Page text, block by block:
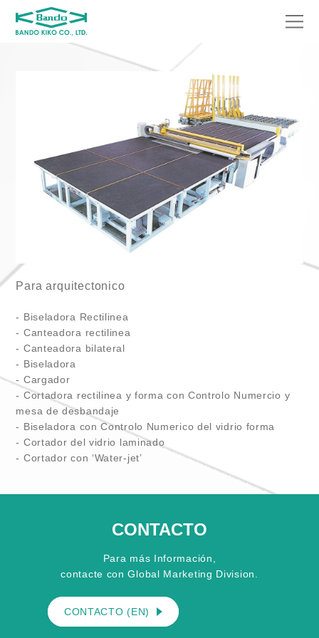
Para arquitectonico
- Biseladora Rectilinea
- Canteadora rectilinea
- Canteadora bilateral
- Biseladora
- Cargador
- Cortadora rectilinea y forma con Controlo Numercio y
mesa de desbandaje
- Biseladora con Controlo Numerico del vidrio forma
- Cortador del vidrio laminado
- Cortador con ‘Water-jet’
CONTACTO
Para más Información,
contacte con Global Marketing Division.
CONTACTO (EN)